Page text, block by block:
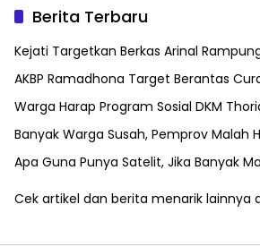
Berita Terbaru
Kejati Targetkan Berkas Arinal
AKBP Ramadhona Target Berantas
Warga Harap Program Sosial DKM
Banyak Warga Susah, Pemprov Malah
Apa Guna Punya Satelit, Jika Banyak
Cek artikel dan berita menarik lainnya